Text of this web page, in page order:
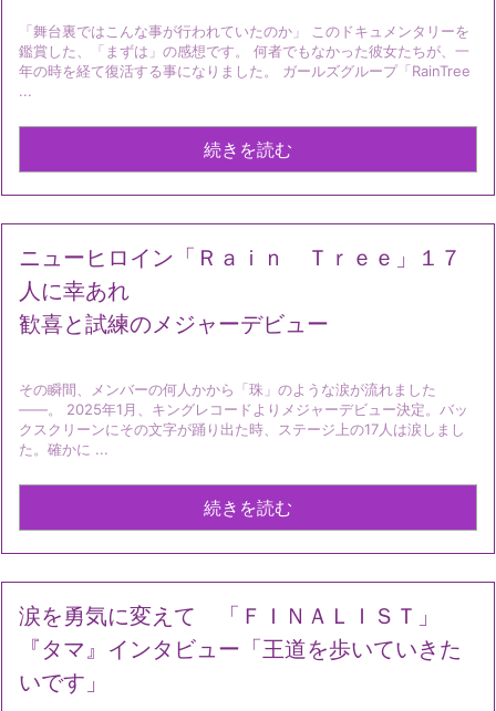
「舞台裏ではこんな事が行われていたのか」 このドキュメンタリーを
鑑賞した、「まずは」の感想です。 何者でもなかった彼女たちが、一
年の時を経て復活する事になりました。 ガールズグループ「RainTree
...
続きを読む
ニューヒロイン「Ｒａｉｎ Ｔｒｅｅ」１７
人に幸あれ
歓喜と試練のメジャーデビュー
その瞬間、メンバーの何人かから「珠」のような涙が流れました
――。 2025年1月、キングレコードよりメジャーデビュー決定。バッ
クスクリーンにその文字が踊り出た時、ステージ上の17人は涙しまし
た。確かに ...
続きを読む
涙を勇気に変えて 「ＦＩＮＡＬＩＳＴ」
『タマ』インタビュー「王道を歩いていきた
いです」